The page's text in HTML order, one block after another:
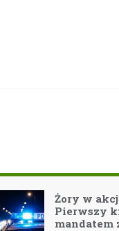
Żory w
Pierwszy
mandatem